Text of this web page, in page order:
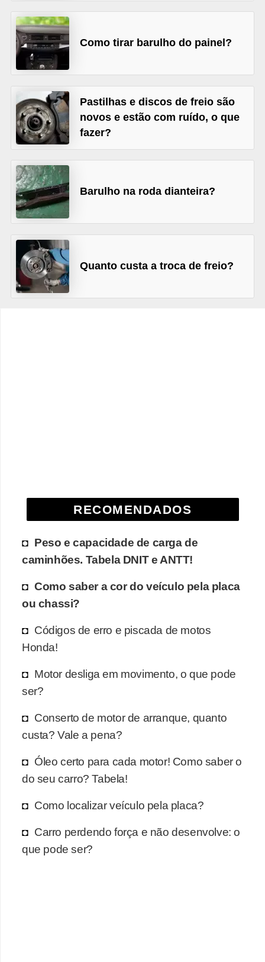
Como tirar barulho do painel?
Pastilhas e discos de freio são
novos e estão com ruído, o que
fazer?
Barulho na roda dianteira?
Quanto custa a troca de freio?
RECOMENDADOS
Peso e capacidade de carga de
caminhões. Tabela DNIT e ANTT!
Como saber a cor do veículo pela placa
ou chassi?
Códigos de erro e piscada de motos
Honda!
Motor desliga em movimento, o que pode
ser?
Conserto de motor de arranque, quanto
custa? Vale a pena?
Óleo certo para cada motor! Como saber o
do seu carro? Tabela!
Como localizar veículo pela placa?
Carro perdendo força e não desenvolve: o
que pode ser?
u
l
o
B
i
c
c
l
e
a
s
C
f
a
d
C
o
m
p
a
r
c
a
r
o
D
i
c